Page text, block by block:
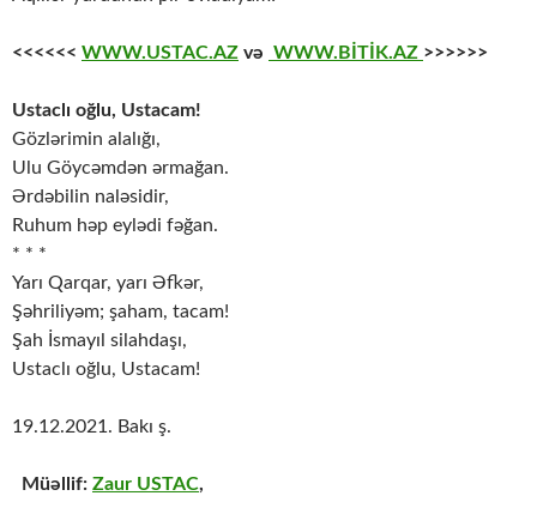
<<<<<< WWW.USTAC.AZ və WWW.BİTİK.AZ >>>>>>
Ustaclı oğlu, Ustacam!
Gözlərimin alalığı,
Ulu Göycəmdən ərmağan.
Ərdəbilin naləsidir,
Ruhum həp eylədi fəğan.
* * *
Yarı Qarqar, yarı Əfkər,
Şəhriliyəm; şaham, tacam!
Şah İsmayıl silahdaşı,
Ustaclı oğlu, Ustacam!
19.12.2021. Bakı ş.
Müəllif: Zaur USTAC,